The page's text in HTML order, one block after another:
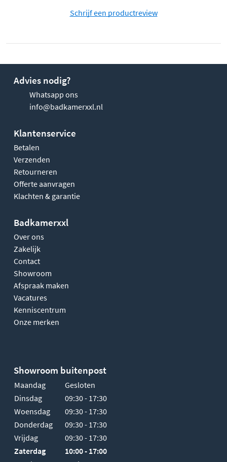
Schrijf een productreview
Advies nodig?
Whatsapp ons
info@badkamerxxl.nl
Klantenservice
Betalen
Verzenden
Retourneren
Offerte aanvragen
Klachten & garantie
Badkamerxxl
Over ons
Zakelijk
Contact
Showroom
Afspraak maken
Vacatures
Kenniscentrum
Onze merken
Showroom buitenpost
Maandag
Gesloten
Dinsdag
09:30 - 17:30
Woensdag
09:30 - 17:30
Donderdag
09:30 - 17:30
Vrijdag
09:30 - 17:30
Zaterdag
10:00 - 17:00